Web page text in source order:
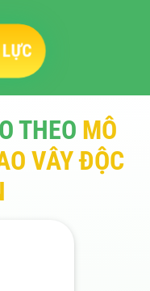
THEO MÔ
VÂY ĐỘC